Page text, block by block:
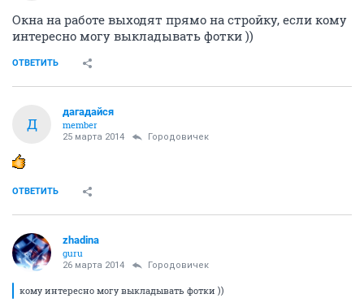
Окна на работе выходят прямо на стройку, если кому
интересно могу выкладывать фотки ))
ОТВЕТИТЬ
Д
дагадайся
member
25 марта 2014 Городовичек
ОТВЕТИТЬ
zhadina
guru
26 марта 2014 Городовичек
кому интересно могу выкладывать фотки ))